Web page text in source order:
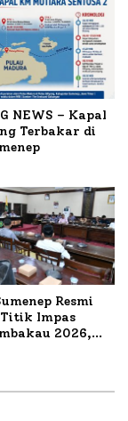
NEWS – Kapal
Terbakar di
Resmi
Impas
2026,